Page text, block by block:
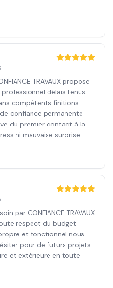
TRAVAUX propose
délais tenus
compétents finitions
confiance permanente
du premier contact à la
ni mauvaise surprise
par CONFIANCE TRAVAUX
respect du budget
et fonctionnel nous
pour de futurs projets
et extérieure en toute